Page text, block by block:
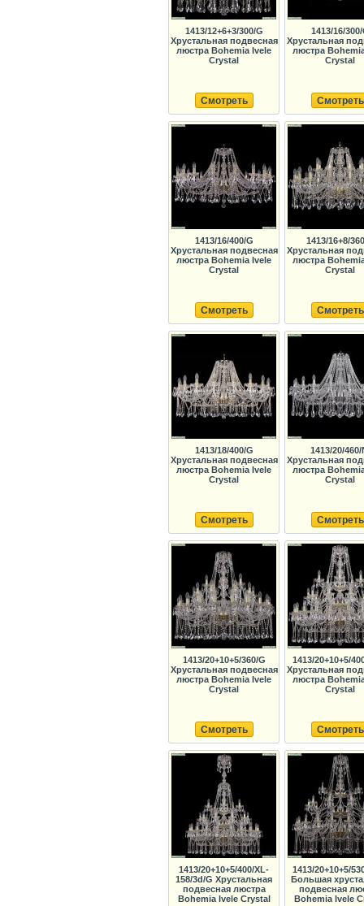
1413/12+6+3/300/G
Хрустальная подвесная
люстра Bohemia Ivele
Crystal
Смотреть
1413/16/300/
Хрустальная
люстра
Crystal
Смотреть
1413/16/400/G
Хрустальная подвесная
люстра Bohemia Ivele
Crystal
Смотреть
1413/16+8/
Хрустальная
люстра
Crystal
Смотреть
1413/18/400/G
Хрустальная подвесная
люстра Bohemia Ivele
Crystal
Смотреть
1413/20/460/
Хрустальная
люстра
Crystal
Смотреть
1413/20+10+5/360/G
Хрустальная подвесная
люстра Bohemia Ivele
Crystal
Смотреть
1413/20+10+5/
Хрустальная
люстра
Crystal
Смотреть
1413/20+10+5/400/XL-
158/3d/G Хрустальная
подвесная люстра
Bohemia Ivele Crystal
1413/20+10+5/
Большая
подвесная
Bohemia Ivele